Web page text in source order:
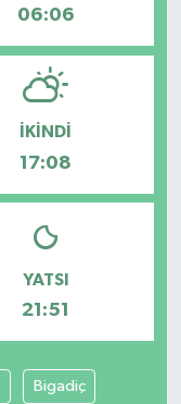
06:06
İKINDI
17:08
YATSI
21:51
Bigadiç